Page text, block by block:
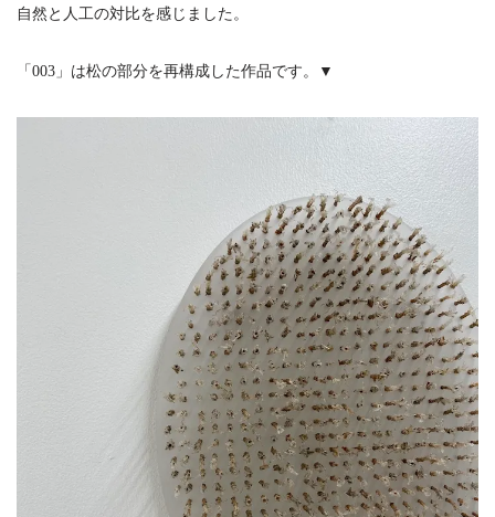
自然と人工の対比を感じました。
「003」は松の部分を再構成した作品です。▼